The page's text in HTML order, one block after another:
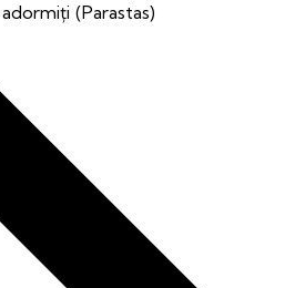
(Parastas)